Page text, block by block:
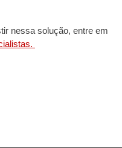
nessa solução, entre em